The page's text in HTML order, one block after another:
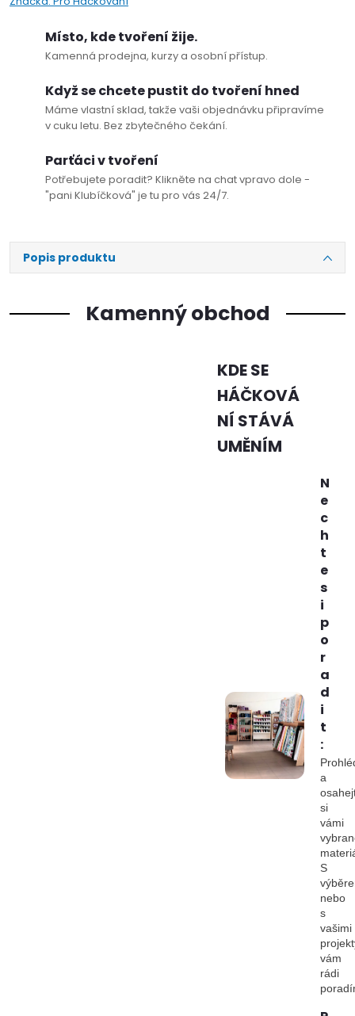
Místo, kde tvoření žije.
Kamenná prodejna, kurzy a osobní přístup.
Když se chcete pustit do tvoření hned
Máme vlastní sklad, takže vaši objednávku připravíme
v cuku letu. Bez zbytečného čekání.
Parťáci v tvoření
Potřebujete poradit? Klikněte na chat vpravo dole -
"pani Klubíčková" je tu pro vás 24/7.
Popis produktu
Kamenný obchod
KDE SE
HÁČKOVÁ
NÍ STÁVÁ
UMĚNÍM
N
e
c
h
t
e
s
i
p
o
r
a
d
i
t
:
a
si
vámi
S
nebo
s
vašimi
vám
rádi